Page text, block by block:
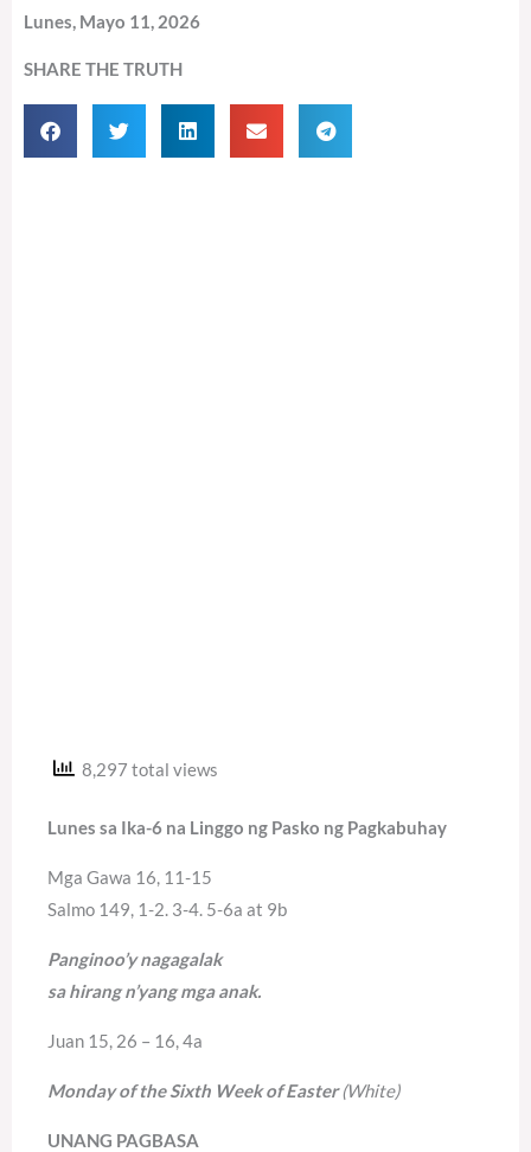
Lunes, Mayo 11, 2026
SHARE THE TRUTH
8,297 total views
Lunes sa Ika-6 na Linggo ng Pasko ng Pagkabuhay
Mga Gawa 16, 11-15
Salmo 149, 1-2. 3-4. 5-6a at 9b
Panginoo’y nagagalak
sa hirang n’yang mga anak.
Juan 15, 26 – 16, 4a
Monday of the Sixth Week of Easter(White)
UNANG PAGBASA